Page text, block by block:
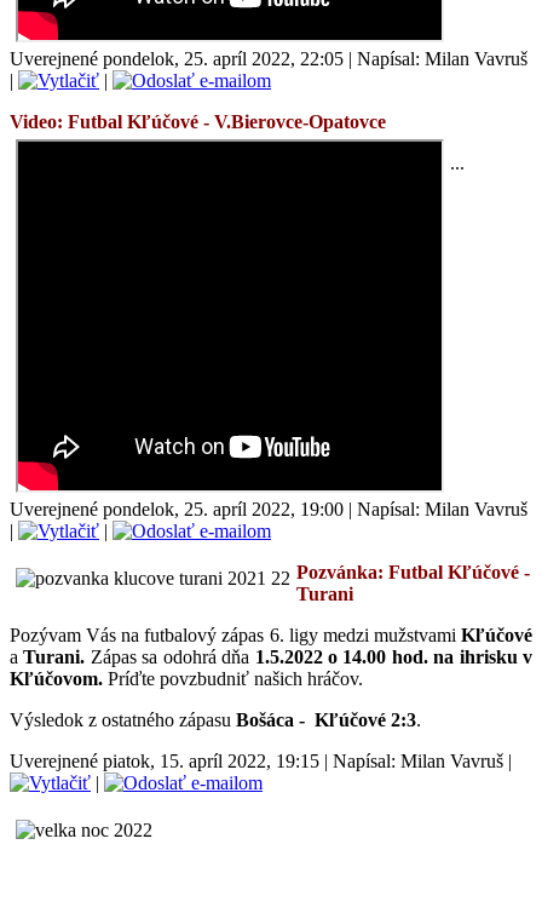
Uverejnené pondelok, 25. apríl 2022, 22:05 | Napísal: Milan Vavruš
|
|
Video: Futbal Kľúčové - V.Bierovce-Opatovce
...
Uverejnené pondelok, 25. apríl 2022, 19:00 | Napísal: Milan Vavruš
|
|
Pozvánka: Futbal Kľúčové -
Turani
Pozývam Vás na futbalový zápas 6. ligy medzi mužstvami Kľúčové
aTurani. Zápas sa odohrá dňa 1.5.2022 o 14.00 hod. na ihrisku v
Kľúčovom. Príďte povzbudniť našich hráčov.
Výsledok z ostatného zápasu Bošáca - Kľúčové 2:3.
Uverejnené piatok, 15. apríl 2022, 19:15 | Napísal: Milan Vavruš |
|